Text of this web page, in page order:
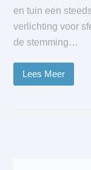
en tuin een
verlichting voor
de stemming…
Lees Meer